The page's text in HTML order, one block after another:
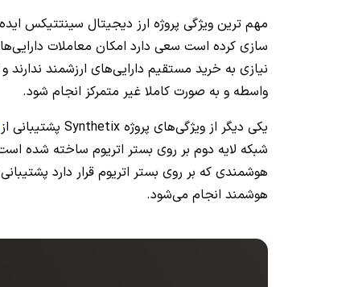
مهم ترین ویژگی پروژه ارز دیجیتال سینتتیکس
سازی کرده است سعی دارد امکان معاملات
نیازی به خرید مستقیم دارایی‌های ارزشمند
واسطه و به صورت کاملا غیر متمرکز انجام شود.
یکی دیگر از ویژگی‌های پروژه Synthetix پشتیبانی از
هوشمند انجام می‌شود.